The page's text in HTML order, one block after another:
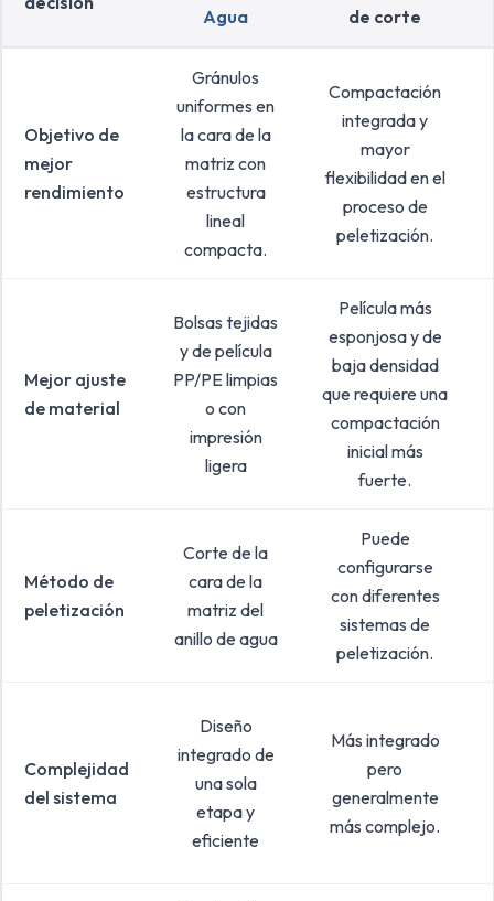
Agua de corte
Objetivo de
mejor
rendimiento
Gránulos
uniformes en
la cara de la
matriz con
estructura
lineal
compacta.
Compactación
integrada y
mayor
flexibilidad en el
proceso de
peletización.
Mejor ajuste
de material
Bolsas tejidas
y de película
PP/PE limpias
o con
impresión
ligera
Película más
esponjosa y de
baja densidad
que requiere una
compactación
inicial más
fuerte.
Método de
peletización
Corte de la
cara de la
matriz del
anillo de agua
Puede
configurarse
con diferentes
sistemas de
peletización.
Complejidad
del sistema
Diseño
integrado de
una sola
etapa y
eficiente
Más integrado
pero
generalmente
más complejo.